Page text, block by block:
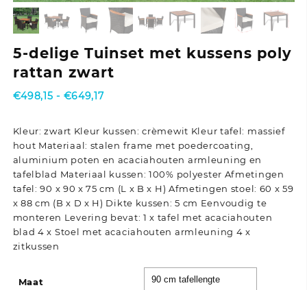
5-delige Tuinset met kussens poly
rattan zwart
€498,15 - €649,17Prijsklasse:
€649,17
Kleur: zwart Kleur kussen: crèmewit Kleur tafel: massief
hout Materiaal: stalen frame met poedercoating,
aluminium poten en acaciahouten armleuning en
tafelblad Materiaal kussen: 100% polyester Afmetingen
tafel: 90 x 90 x 75 cm (L x B x H) Afmetingen stoel: 60 x 59
x 88 cm (B x D x H) Dikte kussen: 5 cm Eenvoudig te
monteren Levering bevat: 1 x tafel met acaciahouten
blad 4 x Stoel met acaciahouten armleuning 4 x
zitkussen
Maat